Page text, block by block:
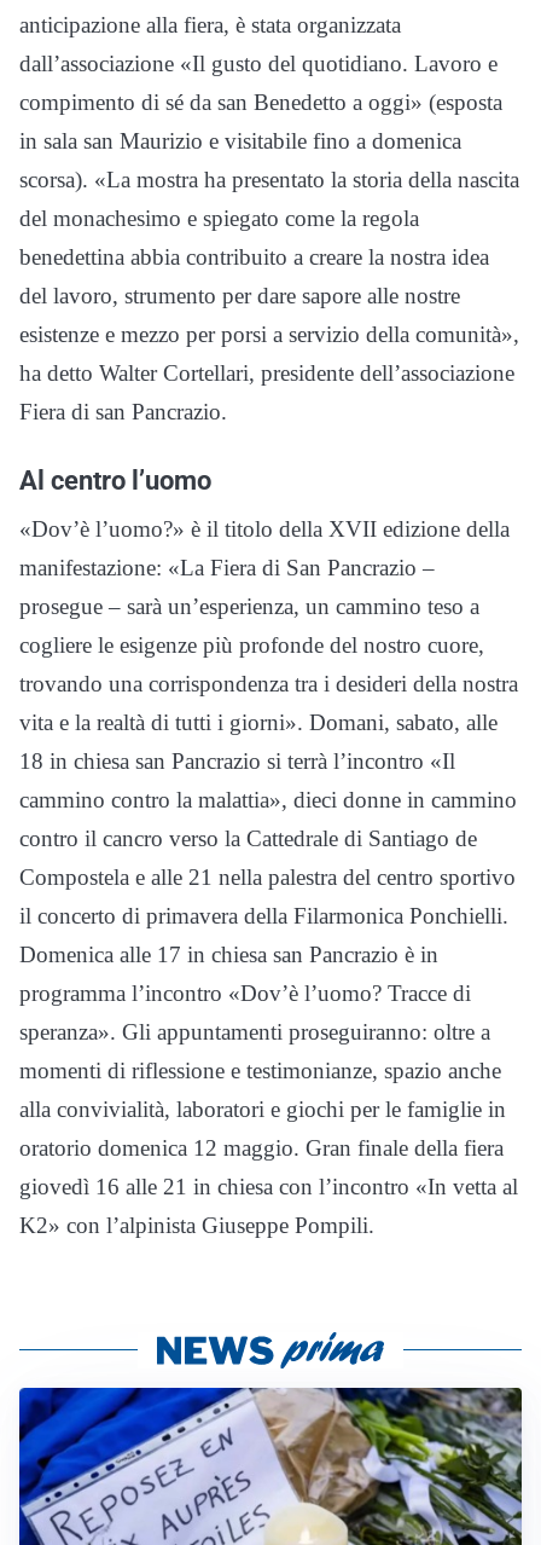
anticipazione alla fiera, è stata organizzata
dall’associazione «Il gusto del quotidiano. Lavoro e
compimento di sé da san Benedetto a oggi» (esposta
in sala san Maurizio e visitabile fino a domenica
scorsa). «La mostra ha presentato la storia della nascita
del monachesimo e spiegato come la regola
benedettina abbia contribuito a creare la nostra idea
del lavoro, strumento per dare sapore alle nostre
esistenze e mezzo per porsi a servizio della comunità»,
ha detto Walter Cortellari, presidente dell’associazione
Fiera di san Pancrazio.
Al centro l’uomo
«Dov’è l’uomo?» è il titolo della XVII edizione della
manifestazione: «La Fiera di San Pancrazio –
prosegue – sarà un’esperienza, un cammino teso a
cogliere le esigenze più profonde del nostro cuore,
trovando una corrispondenza tra i desideri della nostra
vita e la realtà di tutti i giorni». Domani, sabato, alle
18 in chiesa san Pancrazio si terrà l’incontro «Il
cammino contro la malattia», dieci donne in cammino
contro il cancro verso la Cattedrale di Santiago de
Compostela e alle 21 nella palestra del centro sportivo
il concerto di primavera della Filarmonica Ponchielli.
Domenica alle 17 in chiesa san Pancrazio è in
programma l’incontro «Dov’è l’uomo? Tracce di
speranza». Gli appuntamenti proseguiranno: oltre a
momenti di riflessione e testimonianze, spazio anche
alla convivialità, laboratori e giochi per le famiglie in
oratorio domenica 12 maggio. Gran finale della fiera
giovedì 16 alle 21 in chiesa con l’incontro «In vetta al
K2» con l’alpinista Giuseppe Pompili.